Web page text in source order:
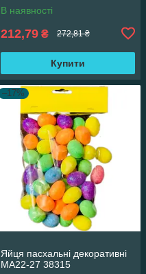
В наявності
212,79 ₴ 272,81 ₴
Купити
–17%
Яйця пасхальні декоративні
MA22-27 38315